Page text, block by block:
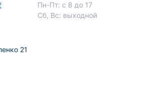
Пн-Пт: с 8 до 17
Сб, Вс: выходной
21